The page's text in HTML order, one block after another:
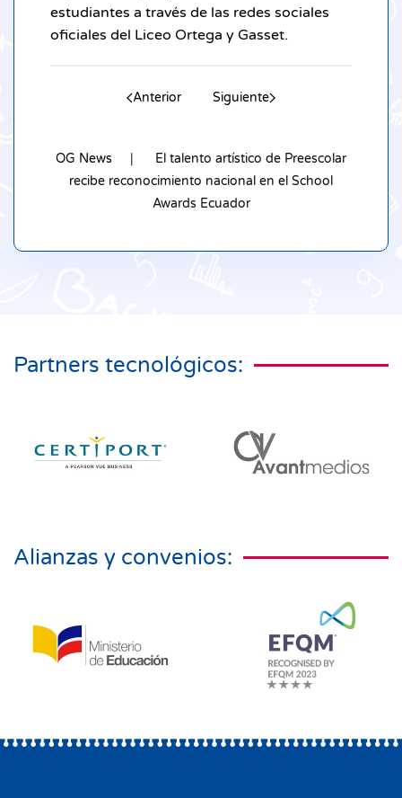
estudiantes a través de las redes sociales
oficiales del Liceo Ortega y Gasset.
Anterior Siguiente
OG News
El talento artístico de Preescolar
recibe reconocimiento nacional en el School
Awards Ecuador
Partners tecnológicos:
Alianzas y convenios: